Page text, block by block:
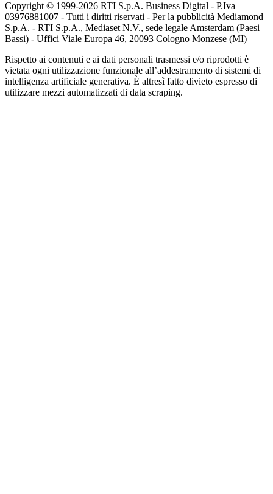
Copyright © 1999-2026 RTI S.p.A. Business Digital - P.Iva
03976881007 - Tutti i diritti riservati - Per la pubblicità Mediamond
S.p.A. - RTI S.p.A., Mediaset N.V., sede legale Amsterdam (Paesi
Bassi) - Uffici Viale Europa 46, 20093 Cologno Monzese (MI)
Rispetto ai contenuti e ai dati personali trasmessi e/o riprodotti è
vietata ogni utilizzazione funzionale all’addestramento di sistemi di
intelligenza artificiale generativa. È altresì fatto divieto espresso di
utilizzare mezzi automatizzati di data scraping.